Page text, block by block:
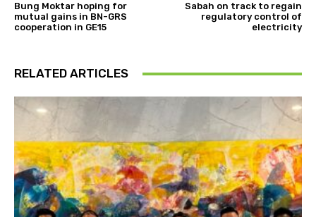
Bung Moktar hoping for
mutual gains in BN-GRS
cooperation in GE15
Sabah on track to regain
regulatory control of
electricity
RELATED ARTICLES